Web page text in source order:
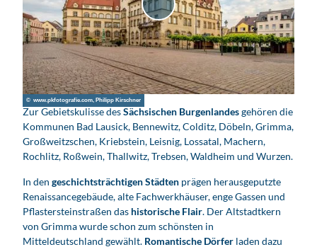
V
i
d
e
o
a
b
s
p
i
e
l
e
n
© www.pkfotografie.com, Philipp Kirschner
Zur Gebietskulisse desSächsischen Burgenlandesgehören die
Kommunen Bad Lausick, Bennewitz, Colditz, Döbeln, Grimma,
Großweitzschen, Kriebstein, Leisnig, Lossatal, Machern,
Rochlitz, Roßwein, Thallwitz, Trebsen, Waldheim und Wurzen.
In den geschichtsträchtigen Städten prägen herausgeputzte
Renaissancegebäude, alte Fachwerkhäuser, enge Gassen und
Pflastersteinstraßen das historische Flair. Der Altstadtkern
von Grimma wurde schon zum schönsten in
Mitteldeutschland gewählt. Romantische Dörfer laden dazu